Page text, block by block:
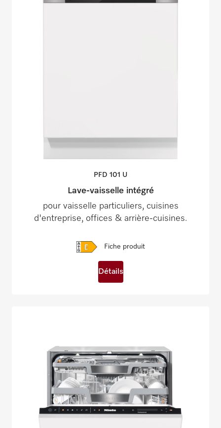
PFD 101 U
Lave-vaisselle intégré
pour vaisselle particuliers, cuisines
d'entreprise, offices & arrière-cuisines.
Fiche produit
Détails